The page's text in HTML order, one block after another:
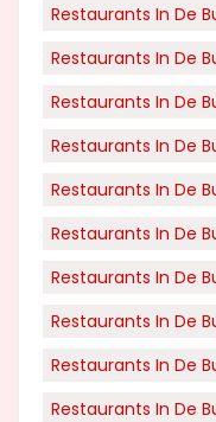
Restaurants In De
Restaurants In De
Restaurants In De
Restaurants In De
Restaurants In De
Restaurants In De
Restaurants In De
Restaurants In De
Restaurants In De
Restaurants In De